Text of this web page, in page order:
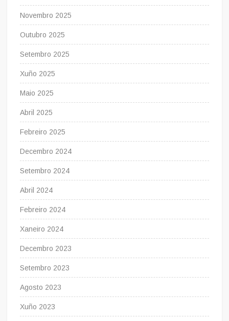
Novembro 2025
Outubro 2025
Setembro 2025
Xuño 2025
Maio 2025
Abril 2025
Febreiro 2025
Decembro 2024
Setembro 2024
Abril 2024
Febreiro 2024
Xaneiro 2024
Decembro 2023
Setembro 2023
Agosto 2023
Xuño 2023